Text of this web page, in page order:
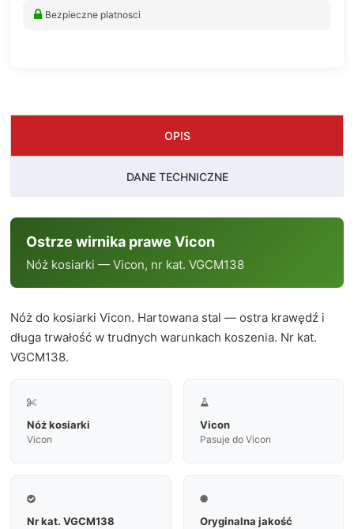
Bezpieczne platnosci
OPIS
DANE TECHNICZNE
Ostrze wirnika prawe Vicon
Nóż kosiarki — Vicon, nr kat. VGCM138
Nóż do kosiarki Vicon. Hartowana stal — ostra krawędź i
długa trwałość w trudnych warunkach koszenia. Nr kat.
VGCM138.

Nóż kosiarki
Vicon

Vicon
Pasuje do Vicon

Nr kat. VGCM138

Oryginalna jakość